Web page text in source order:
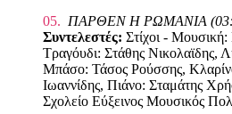
05. ΠΑΡΘΕΝ Η ΡΩΜΑΝΙΑ
Συντελεστές: Στίχοι -
Τραγόυδι: Στάθης Νικολαϊδης,
Μπάσο: Τάσος Ρούσσης,
Ιωαννίδης, Πιάνο: Σταμάτης
Σχολείο Εύξεινος Μουσικός